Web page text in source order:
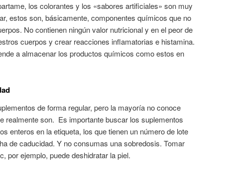
los colorantes y los «sabores artificiales» son muy
estos son, básicamente, componentes químicos que no
No contienen ningún valor nutricional y en el peor de
cuerpos y crear reacciones inflamatorias e histamina.
a almacenar los productos químicos como estos en
de forma regular, pero la mayoría no conoce
realmente son. Es importante buscar los suplementos
enteros en la etiqueta, los que tienen un número de lote
de caducidad. Y no consumas una sobredosis. Tomar
por ejemplo, puede deshidratar la piel.